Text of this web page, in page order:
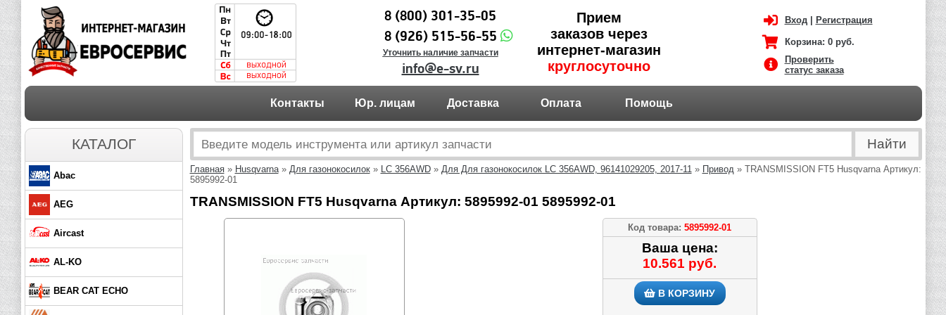
8 (800) 301-35-05
Прием
заказов через
интернет-магазин
круглосуточно
8 (926) 515-56-55
Уточнить наличие запчасти
info@e-sv.ru
Вход| Регистрация
Корзина: 0 руб.
Проверить
статус заказа
Контакты Юр. лицам Доставка Оплата Помощь
КАТАЛОГ
Abac
AEG
Aircast
AL-KO
BEAR CAT ECHO
Главная» Husqvarna» Для газонокосилок» LC 356AWD» Для Для газонокосилок LC 356AWD, 96141029205, 2017-11» Привод» TRANSMISSION FT5 Husqvarna Артикул:
5895992-01
TRANSMISSION FT5 Husqvarna Артикул: 5895992-01 5895992-01
Код товара: 5895992-01
Ваша цена:
10.561 руб.
В КОРЗИНУ